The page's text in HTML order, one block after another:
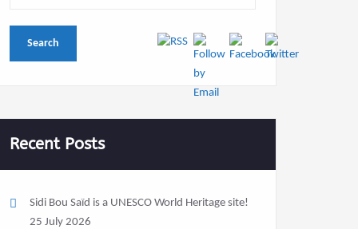
Recent Posts
Sidi Bou Saïd is a UNESCO World Heritage site!
25 July 2026